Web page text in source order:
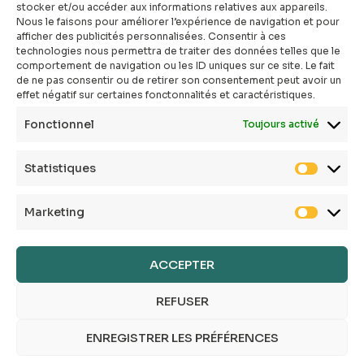
stocker et/ou accéder aux informations relatives aux appareils.
Nous le faisons pour améliorer l’expérience de navigation et pour
afficher des publicités personnalisées. Consentir à ces
technologies nous permettra de traiter des données telles que le
comportement de navigation ou les ID uniques sur ce site. Le fait
de ne pas consentir ou de retirer son consentement peut avoir un
effet négatif sur certaines fonctonnalités et caractéristiques.
Fonctionnel Toujours activé
Statistiques
Marketing
ACCEPTER
REFUSER
ENREGISTRER LES PRÉFÉRENCES
#atopik_community
Qui sommes-nous ?
Mon compte
Contact
E-shop
Toutes les box
Politique de cookies